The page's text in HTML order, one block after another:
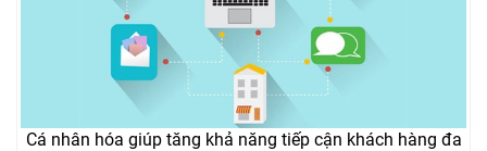
Cá nhân hóa giúp tăng khả năng tiếp cận khách hàng đa